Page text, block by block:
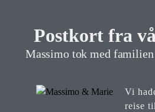
Postkort fra
Massimo tok med
Vi
reise